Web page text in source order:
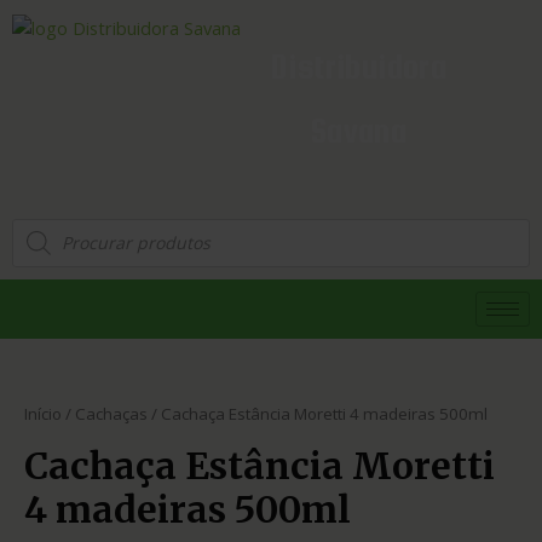
Início / Cachaças / Cachaça Estância Moretti 4 madeiras 500ml
Cachaça Estância Moretti
4 madeiras 500ml